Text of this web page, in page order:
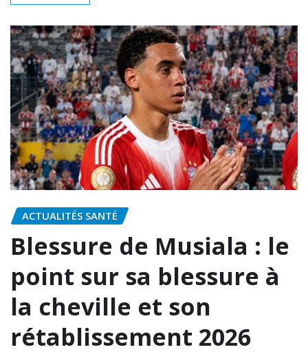
ACTUALITÉS SANTÉ
Blessure de Musiala : le
point sur sa blessure à
la cheville et son
rétablissement 2026